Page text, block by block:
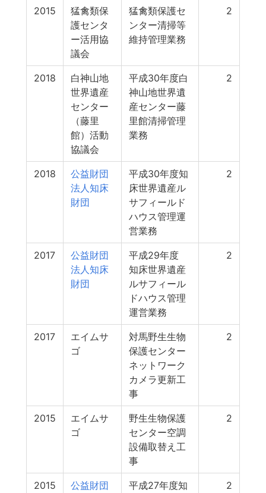
2015
猛禽類保
護センタ
ー活用協
議会
猛禽類保護セ
ンター清掃等
維持管理業務
2
2018
白神山地
世界遺産
センター
（藤里
館）活動
協議会
平成30年度白
神山地世界遺
産センター藤
里館清掃管理
業務
2
2018
公益財団
法人知床
財団
平成30年度知
床世界遺産ル
サフィールド
ハウス管理運
営業務
2
2017
公益財団
法人知床
財団
平成29年度
知床世界遺産
ルサフィール
ドハウス管理
運営業務
2
2017
エイムサ
ゴ
対馬野生生物
保護センター
ネットワーク
カメラ更新工
事
2
2015
エイムサ
ゴ
野生生物保護
センター空調
設備取替え工
事
2
2015
公益財団
平成27年度知
2